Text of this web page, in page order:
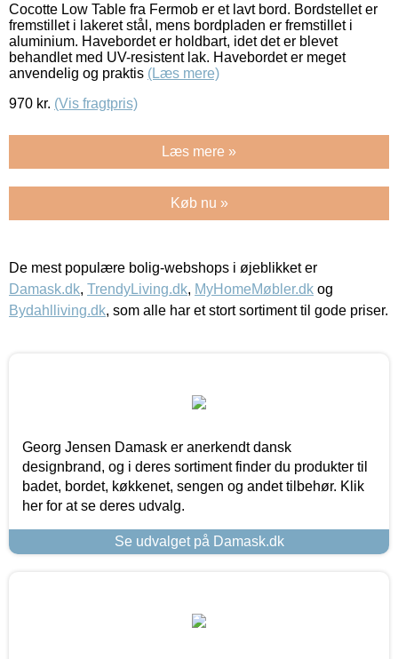
Cocotte Low Table fra Fermob er et lavt bord. Bordstellet er
fremstillet i lakeret stål, mens bordpladen er fremstillet i
aluminium. Havebordet er holdbart, idet det er blevet
behandlet med UV-resistent lak. Havebordet er meget
anvendelig og praktis (Læs mere)
970 kr. (Vis fragtpris)
Læs mere »
Køb nu »
De mest populære bolig-webshops i øjeblikket er
Damask.dk, TrendyLiving.dk, MyHomeMøbler.dk og
Bydahlliving.dk, som alle har et stort sortiment til gode priser.
Georg Jensen Damask er anerkendt dansk
designbrand, og i deres sortiment finder du produkter til
badet, bordet, køkkenet, sengen og andet tilbehør. Klik
her for at se deres udvalg.
Se udvalget på Damask.dk